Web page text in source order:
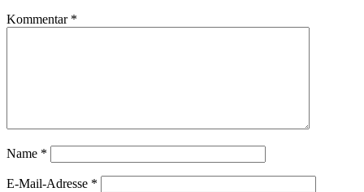
Kommentar *
Name *
E-Mail-Adresse *